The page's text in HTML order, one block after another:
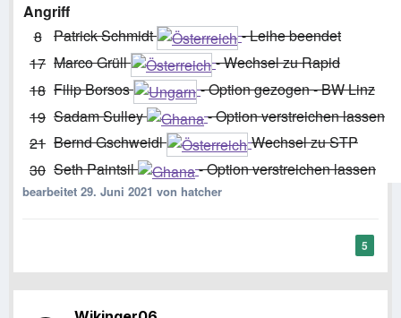
Angriff
8 Patrick Schmidt
- Leihe beendet
17 Marco Grüll
- Wechsel zu Rapid
18 Filip Borsos
- Option gezogen - BW Linz
19 Sadam Sulley
- Option verstreichen lassen
21 Bernd Gschweidl
Wechsel zu STP
30 Seth Paintsil - Option verstreichen lassen
bearbeitet 29. Juni 2021 von hatcher
5